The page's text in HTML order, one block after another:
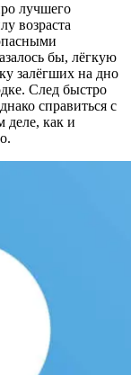
лучшего
возраста
бы, лёгкую
залёгших на дно
След быстро
справиться с
деле, как и